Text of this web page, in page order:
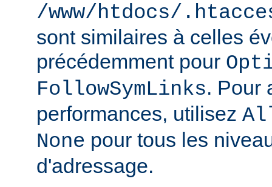
/www/htdocs/
sont similaires à celles
précédemment pour
FollowSymLinks. Pour
performances, utilisez
None pour tous les
d'adressage.